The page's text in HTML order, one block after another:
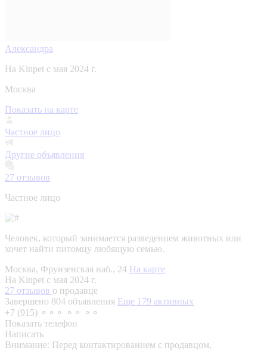
Александра
На Kinpet c мая 2024 г.
Москва
Показать на карте
Частное лицо
Другие объявления
27 отзывов
Частное лицо
Человек, который занимается разведением животных или
хочет найти питомцу любящую семью.
Москва, Фрунзенская наб., 24 На карте
На Kinpet c мая 2024 г.
27 отзывов о продавце
Завершено 804 объявления Еще 179 активных
+7 (915) ⚬⚬⚬ ⚬⚬ ⚬⚬
Показать телефон
Написать
Внимание: Перед контактированием с продавцом,